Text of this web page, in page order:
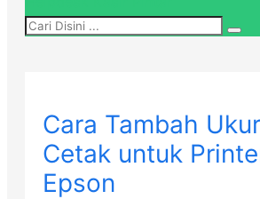
Cara Tambah
Cetak untuk
Epson